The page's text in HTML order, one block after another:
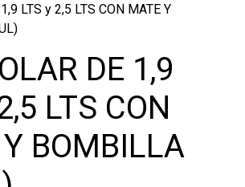
LTS y 2,5 LTS CON MATE Y
DE 1,9
LTS CON
BOMBILLA